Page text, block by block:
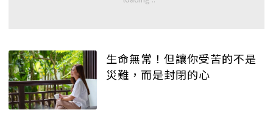
生命無常！但讓你受苦的不是
災難，而是封閉的心